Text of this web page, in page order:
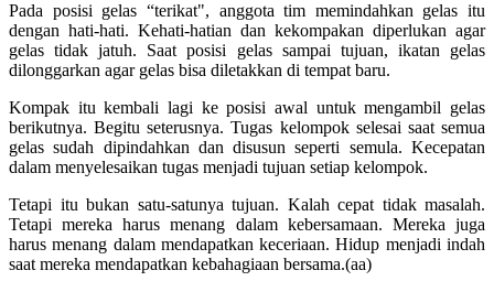
Pada posisi gelas “terikat", anggota tim memindahkan gelas itu
dengan hati-hati. Kehati-hatian dan kekompakan diperlukan agar
gelas tidak jatuh. Saat posisi gelas sampai tujuan, ikatan gelas
dilonggarkan agar gelas bisa diletakkan di tempat baru.
Kompak itu kembali lagi ke posisi awal untuk mengambil gelas
berikutnya. Begitu seterusnya. Tugas kelompok selesai saat semua
gelas sudah dipindahkan dan disusun seperti semula. Kecepatan
dalam menyelesaikan tugas menjadi tujuan setiap kelompok.
Tetapi itu bukan satu-satunya tujuan. Kalah cepat tidak masalah.
Tetapi mereka harus menang dalam kebersamaan. Mereka juga
harus menang dalam mendapatkan keceriaan. Hidup menjadi indah
saat mereka mendapatkan kebahagiaan bersama.(aa)